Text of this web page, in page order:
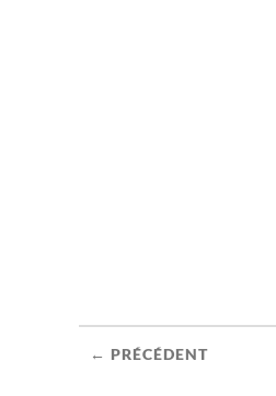
← PRÉCÉDENT